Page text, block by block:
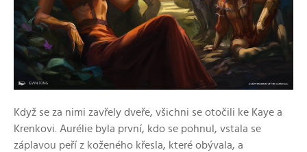
Když se za nimi zavřely dveře, všichni se otočili ke Kaye a
Krenkovi. Aurélie byla první, kdo se pohnul, vstala se
záplavou peří z koženého křesla, které obývala, a